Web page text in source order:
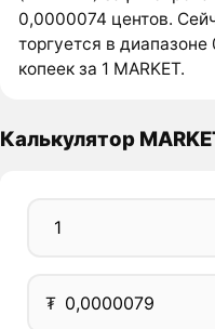
0,0000074 центов.
торгуется в
копеек за 1 MARKET.
Калькулятор
₮